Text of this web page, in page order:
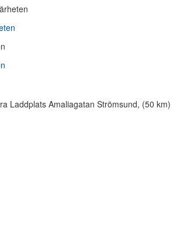
Laddplats Amaliagatan Strömsund, (50 km)